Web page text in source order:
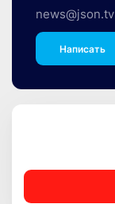
news@json.tv
Написать